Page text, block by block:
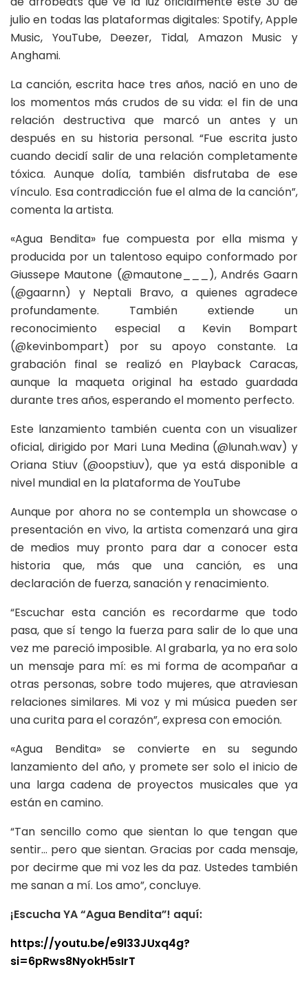
julio en todas las plataformas digitales: Spotify, Apple
Music, YouTube, Deezer, Tidal, Amazon Music y
Anghami.
La canción, escrita hace tres años, nació en uno de
los momentos más crudos de su vida: el fin de una
relación destructiva que marcó un antes y un
después en su historia personal. “Fue escrita justo
cuando decidí salir de una relación completamente
tóxica. Aunque dolía, también disfrutaba de ese
vínculo. Esa contradicción fue el alma de la canción”,
comenta la artista.
«Agua Bendita» fue compuesta por ella misma y
producida por un talentoso equipo conformado por
Giussepe Mautone (@mautone___), Andrés Gaarn
(@gaarnn) y Neptali Bravo, a quienes agradece
profundamente. También extiende un
reconocimiento especial a Kevin Bompart
(@kevinbompart) por su apoyo constante. La
grabación final se realizó en Playback Caracas,
aunque la maqueta original ha estado guardada
durante tres años, esperando el momento perfecto.
Este lanzamiento también cuenta con un visualizer
oficial, dirigido por Mari Luna Medina (@lunah.wav) y
Oriana Stiuv (@oopstiuv), que ya está disponible a
nivel mundial en la plataforma de YouTube
Aunque por ahora no se contempla un showcase o
presentación en vivo, la artista comenzará una gira
de medios muy pronto para dar a conocer esta
historia que, más que una canción, es una
declaración de fuerza, sanación y renacimiento.
“Escuchar esta canción es recordarme que todo
pasa, que sí tengo la fuerza para salir de lo que una
vez me pareció imposible. Al grabarla, ya no era solo
un mensaje para mí: es mi forma de acompañar a
otras personas, sobre todo mujeres, que atraviesan
relaciones similares. Mi voz y mi música pueden ser
una curita para el corazón”, expresa con emoción.
«Agua Bendita» se convierte en su segundo
lanzamiento del año, y promete ser solo el inicio de
una larga cadena de proyectos musicales que ya
están en camino.
“Tan sencillo como que sientan lo que tengan que
sentir… pero que sientan. Gracias por cada mensaje,
por decirme que mi voz les da paz. Ustedes también
me sanan a mí. Los amo”, concluye.
¡Escucha YA “Agua Bendita”! aquí:
https://youtu.be/e9l33JUxq4g?
si=6pRws8NyokH5sIrT